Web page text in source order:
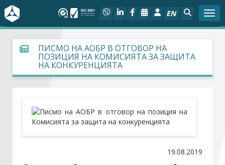
EN
За БСК
На фокус
Социален диалог
ПИСМО НА АОБР В ОТГОВОР НА
ПОЗИЦИЯ НА КОМИСИЯТА ЗА ЗАЩИТА
НА КОНКУРЕНЦИЯТА
19.08.2019